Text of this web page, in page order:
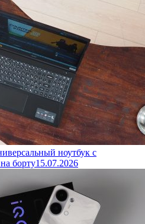
ноутбук с
борту15.07.2026